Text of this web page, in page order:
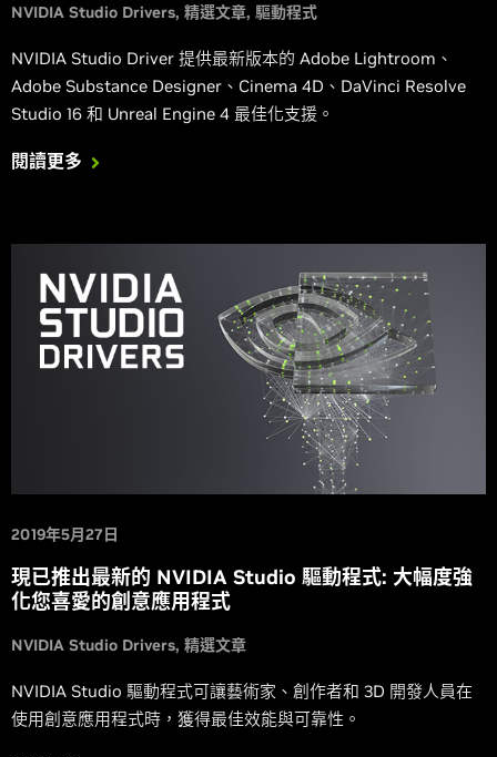
NVIDIA Studio Drivers 精選文章 驅動程式
NVIDIA Studio Driver 提供最新版本的 Adobe Lightroom、
Adobe Substance Designer、Cinema 4D、DaVinci Resolve
Studio 16 和 Unreal Engine 4 最佳化支援。
閱讀更多
2019年5月27日
現已推出最新的 NVIDIA Studio 驅動程式: 大幅度強
化您喜愛的創意應用程式
NVIDIA Studio Drivers 精選文章
NVIDIA Studio 驅動程式可讓藝術家、創作者和 3D 開發人員在
使用創意應用程式時，獲得最佳效能與可靠性。